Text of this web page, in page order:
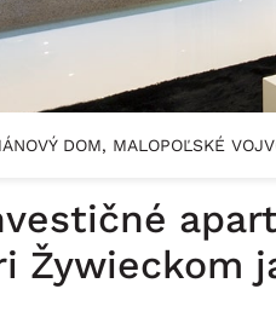
DOM, MALOPOĽSKÉ
Žywieckom